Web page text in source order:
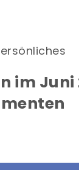
im Juni